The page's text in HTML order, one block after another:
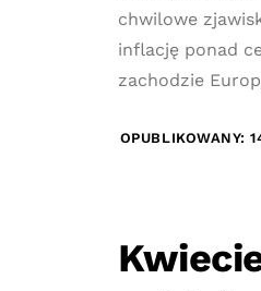
chwilowe
inflację ponad
zachodzie
OPUBLIKOWANY: